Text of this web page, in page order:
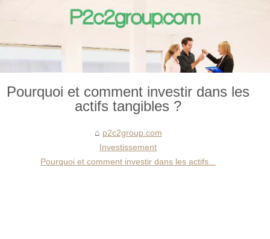
Pourquoi et comment investir dans les
actifs tangibles ?
p2c2group.com
Investissement
Pourquoi et comment investir dans les actifs...